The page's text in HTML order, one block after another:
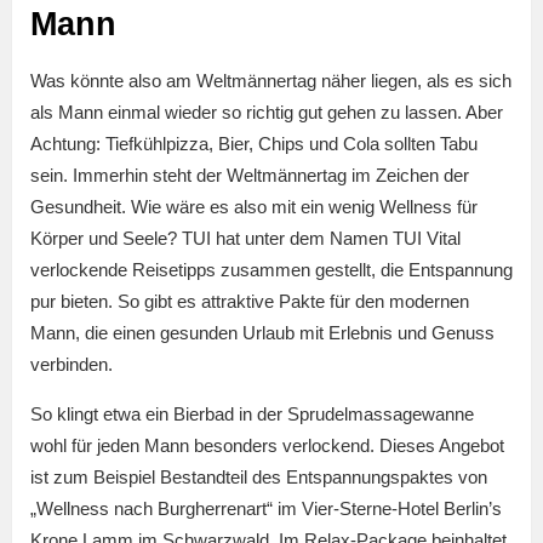
Mann
Was könnte also am Weltmännertag näher liegen, als es sich
als Mann einmal wieder so richtig gut gehen zu lassen. Aber
Achtung: Tiefkühlpizza, Bier, Chips und Cola sollten Tabu
sein. Immerhin steht der Weltmännertag im Zeichen der
Gesundheit. Wie wäre es also mit ein wenig Wellness für
Körper und Seele? TUI hat unter dem Namen TUI Vital
verlockende Reisetipps zusammen gestellt, die Entspannung
pur bieten. So gibt es attraktive Pakte für den modernen
Mann, die einen gesunden Urlaub mit Erlebnis und Genuss
verbinden.
So klingt etwa ein Bierbad in der Sprudelmassagewanne
wohl für jeden Mann besonders verlockend. Dieses Angebot
ist zum Beispiel Bestandteil des Entspannungspaktes von
„Wellness nach Burgherrenart“ im Vier-Sterne-Hotel Berlin’s